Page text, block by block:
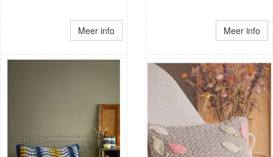
Meer info Meer info